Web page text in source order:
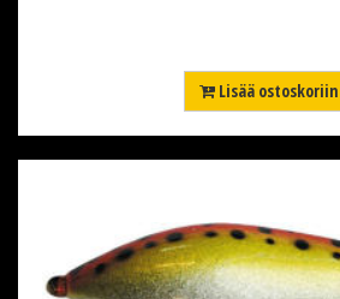
Lisää ostoskoriin